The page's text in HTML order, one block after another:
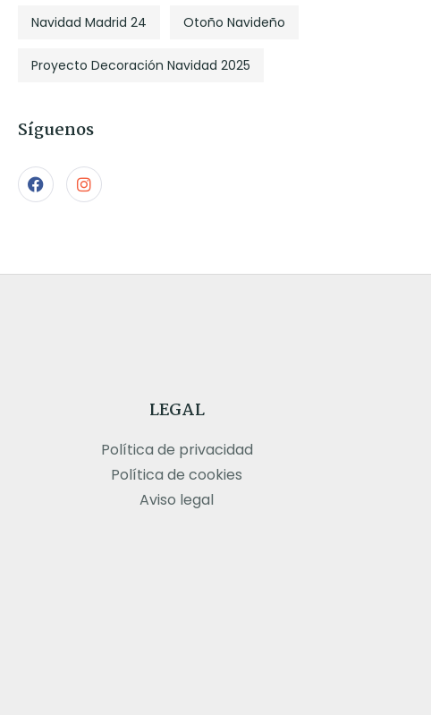
Navidad Madrid 24 Otoño Navideño
Proyecto Decoración Navidad 2025
Síguenos
LEGAL
Política de privacidad
Política de cookies
Aviso legal